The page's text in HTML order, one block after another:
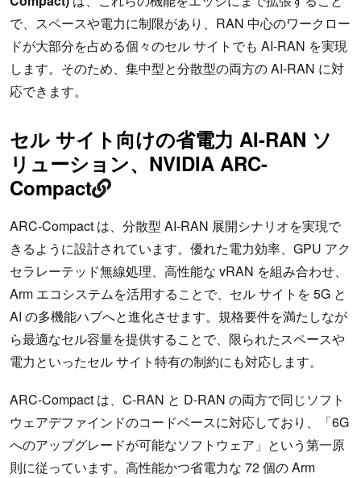
で、スペースや電力に制限があり、RAN 中心のワークロー
ドが大部分を占める個々のセル サイトでも AI-RAN を実現
します。そのため、集中型と分散型の両方の AI-RAN に対
応できます。
セル サイト向けの省電力 AI-RAN ソ
リューション、NVIDIA ARC-
Compact
ARC-Compact は、分散型 AI-RAN 展開シナリオを実現で
きるように設計されています。優れた電力効率、GPU アク
セラレーテッド無線処理、高性能な vRAN を組み合わせ、
Arm エコシステムを活用することで、セル サイトを 5G と
AI の多機能ハブへと進化させます。規格要件を満たしなが
ら最適なセル容量を提供することで、限られたスペースや
電力といったセル サイト特有の制約にも対応します。
ARC-Compact は、C-RAN と D-RAN の両方で同じソフト
ウェアデファインドのコードベースに対応しており、「6G
へのアップグレードが可能なソフトウェア」という第一原
則に従っています。高性能かつ省電力な 72 個の Arm